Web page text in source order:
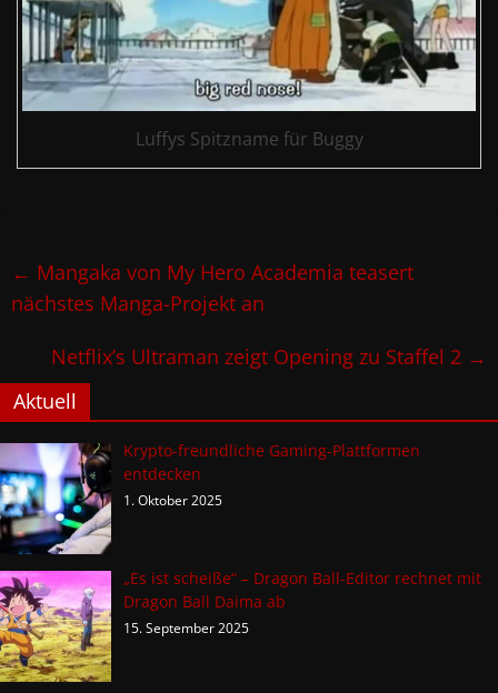
Luffys Spitzname für Buggy
← Mangaka von My Hero Academia teasert
nächstes Manga-Projekt an
Netflix’s Ultraman zeigt Opening zu Staffel 2 →
Aktuell
Krypto-freundliche Gaming-Plattformen
entdecken
1. Oktober 2025
„Es ist scheiße“ – Dragon Ball-Editor rechnet mit
Dragon Ball Daima ab
15. September 2025